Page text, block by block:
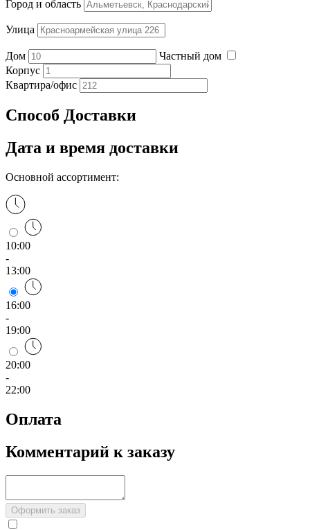
Город и область
Улица
Дом
Частный дом
Корпус
Квартира/офис
Способ Доставки
Дата и время доставки
Основной ассортимент:
10:00
-
13:00
16:00
-
19:00
20:00
-
22:00
Оплата
Комментарий к заказу
Оформить заказ